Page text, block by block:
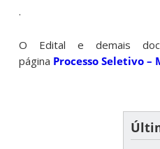
.
O Edital e demais
página Processo Seletivo